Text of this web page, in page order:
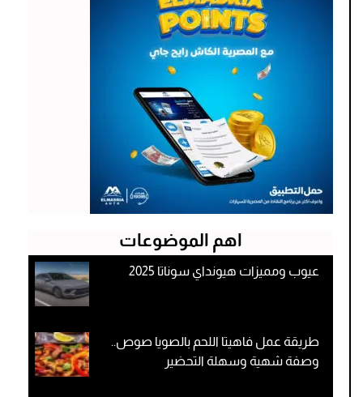
اهم الموضوعات
عيوب ومميزات هيونداي سوناتا 2025
طريقة عمل فاهيتا اللحم بالصويا صوص..
وصفة شهية وسهلة التحضير